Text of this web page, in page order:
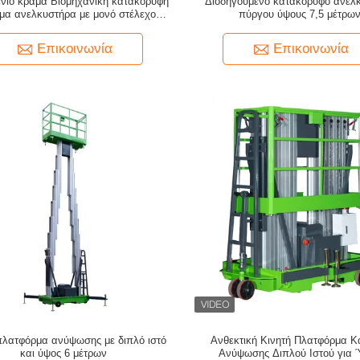
ανελκυστήρα με μονό στέλεχος 6
Επικοινωνία
πύργου ύψους 7,5
Επικοινωνία
ανύψωσης με διπλό ιστό
και ύψος 6 μέτρων
Ανθεκτική Κινητή Πλατφόρμα
Ανύψωσης Διπλού Ιστού για